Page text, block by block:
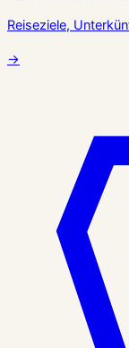
Reiseziele,
→